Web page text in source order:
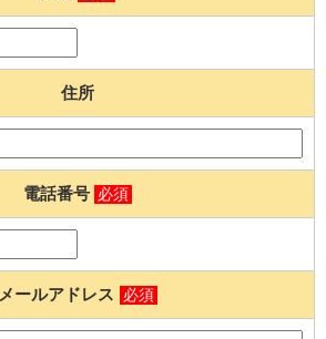
住所
電話番号 必須
メールアドレス 必須